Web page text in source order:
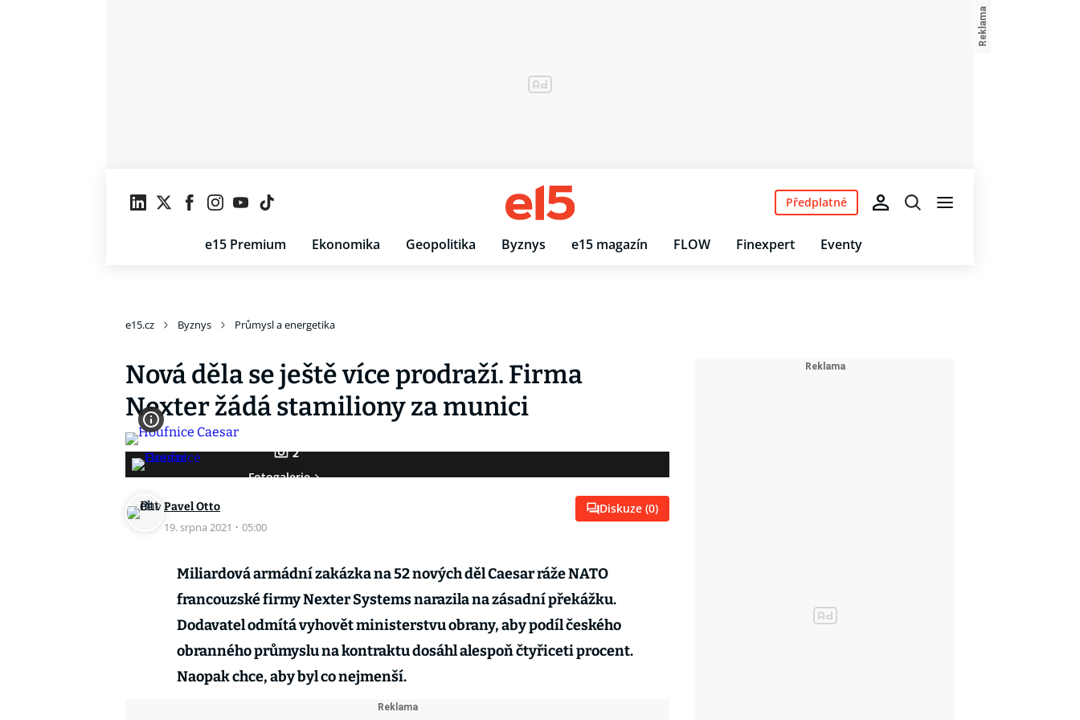
e15 Premium Ekonomika Geopolitika Byznys e15 magazín FLOW Finexpert Eventy
Předplatné
e15.cz Byznys Průmysl a energetika
Nová děla se ještě více prodraží. Firma
Nexter žádá stamiliony za munici
2
Fotogalerie
Pavel Otto
19. srpna 2021 · 05:00
Diskuze (0)
Miliardová armádní zakázka na 52 nových děl Caesar ráže NATO
francouzské firmy Nexter Systems narazila na zásadní překážku.
Dodavatel odmítá vyhovět ministerstvu obrany, aby podíl českého
obranného průmyslu na kontraktu dosáhl alespoň čtyřiceti procent.
Naopak chce, aby byl co nejmenší.